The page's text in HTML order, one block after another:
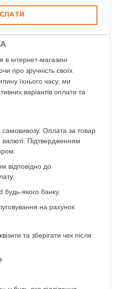
в інтернет-магазині
про зручність своїх
їхнього часу, ми
варіантів оплати та
самовивозу. Оплата за товар
валюті. Підтвердженням
відповідно до
будь-якого банку.
на рахунок
та зберігати чек після